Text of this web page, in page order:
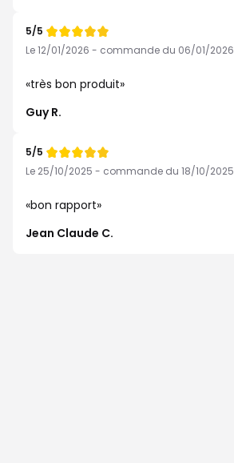
Note
de
5/5
Le 12/01/2026 - commande du 06/01/2026
très bon produit
Guy R.
Note
de
5/5
Le 25/10/2025 - commande du 18/10/2025
bon rapport
Jean Claude C.